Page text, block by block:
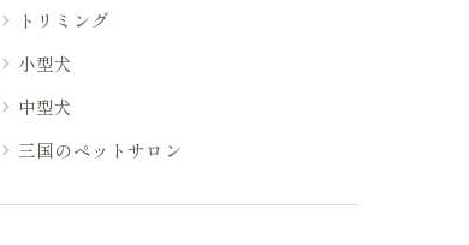
トリミング
小型犬
中型犬
三国のペットサロン